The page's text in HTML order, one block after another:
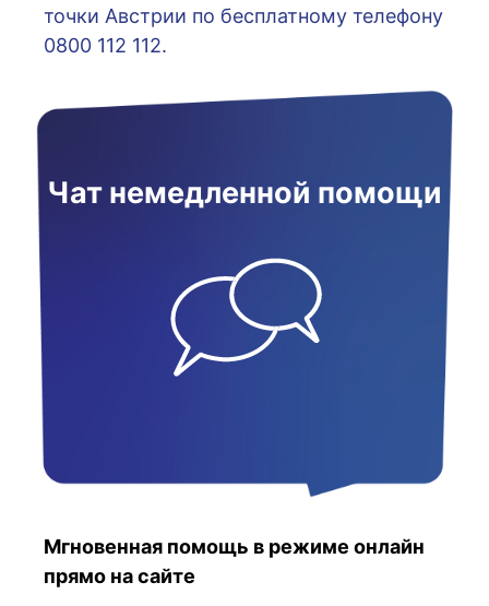
точки Австрии по бесплатному телефону
0800 112 112.
Чат немедленной помощи
Мгновенная помощь в режиме онлайн
прямо на сайте